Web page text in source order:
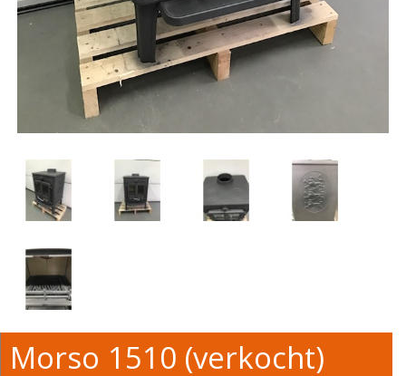
Morso 1510 (verkocht)